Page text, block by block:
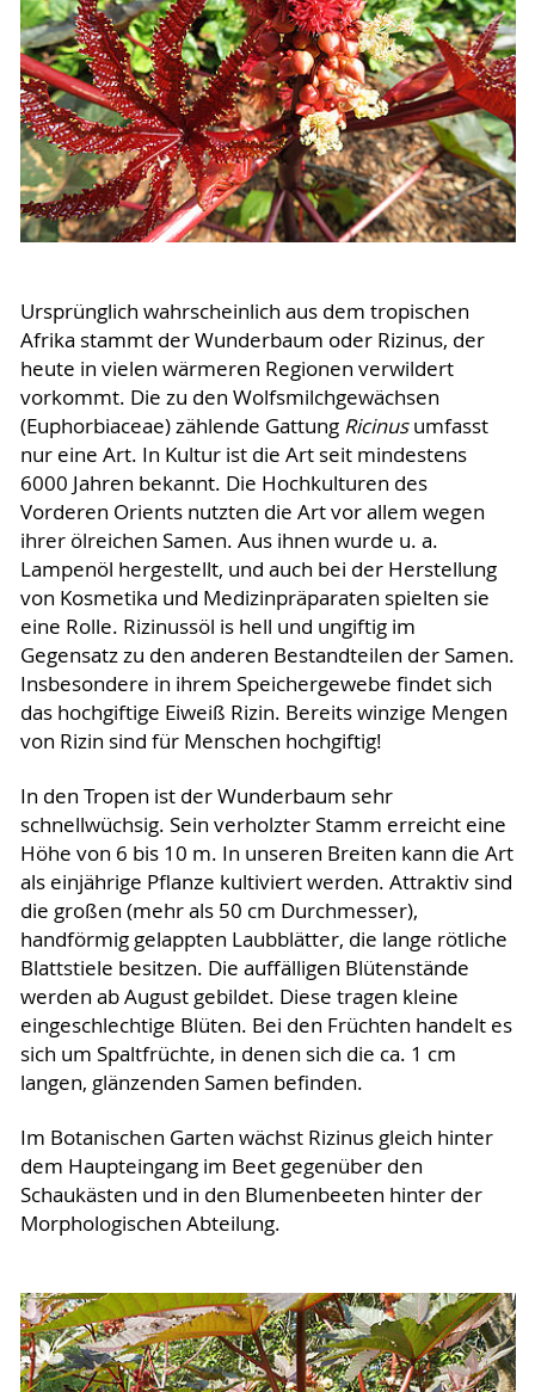
Ursprünglich wahrscheinlich aus dem tropischen
Afrika stammt der Wunderbaum oder Rizinus, der
heute in vielen wärmeren Regionen verwildert
vorkommt. Die zu den Wolfsmilchgewächsen
(Euphorbiaceae) zählende Gattung Ricinusumfasst
nur eine Art. In Kultur ist die Art seit mindestens
6000 Jahren bekannt. Die Hochkulturen des
Vorderen Orients nutzten die Art vor allem wegen
ihrer ölreichen Samen. Aus ihnen wurde u. a.
Lampenöl hergestellt, und auch bei der Herstellung
von Kosmetika und Medizinpräparaten spielten sie
eine Rolle. Rizinussöl is hell und ungiftig im
Gegensatz zu den anderen Bestandteilen der Samen.
Insbesondere in ihrem Speichergewebe findet sich
das hochgiftige Eiweiß Rizin. Bereits winzige Mengen
von Rizin sind für Menschen hochgiftig!
In den Tropen ist der Wunderbaum sehr
schnellwüchsig. Sein verholzter Stamm erreicht eine
Höhe von 6 bis 10 m. In unseren Breiten kann die Art
als einjährige Pflanze kultiviert werden. Attraktiv sind
die großen (mehr als 50 cm Durchmesser),
handförmig gelappten Laubblätter, die lange rötliche
Blattstiele besitzen. Die auffälligen Blütenstände
werden ab August gebildet. Diese tragen kleine
eingeschlechtige Blüten. Bei den Früchten handelt es
sich um Spaltfrüchte, in denen sich die ca. 1 cm
langen, glänzenden Samen befinden.
Im Botanischen Garten wächst Rizinus gleich hinter
dem Haupteingang im Beet gegenüber den
Schaukästen und in den Blumenbeeten hinter der
Morphologischen Abteilung.